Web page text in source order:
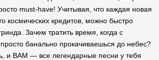
must-have! Учитывая, что каждая новая
космических кредитов, можно быстро
Зачем тратить время, когда с
банально прокачиваешься до небес?
и BAM — все легендарные песни у тебя